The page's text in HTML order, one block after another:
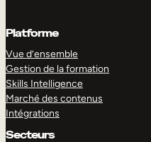
Platforme
Vue d’ensemble
Gestion de la formation
Skills Intelligence
Marché des contenus
Intégrations
Secteurs